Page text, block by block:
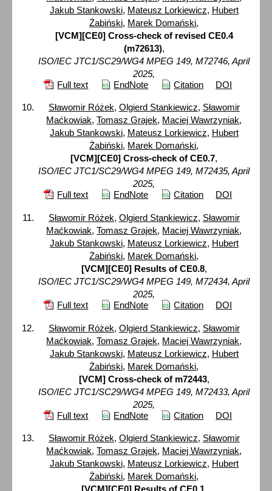
Jakub Stankowski, Mateusz Lorkiewicz, Hubert
Żabiński, Marek Domański,
[VCM][CE0] Cross-check of revised CE0.4
(m72613),
ISO/IEC JTC1/SC29/WG4 MPEG 149, M72746, April
2025,
Full text
EndNote Citation DOI
Sławomir Różek, Olgierd Stankiewicz, Sławomir
Maćkowiak,Tomasz Grajek, Maciej Wawrzyniak,
Jakub Stankowski, Mateusz Lorkiewicz, Hubert
Żabiński, Marek Domański,
[VCM][CE0] Cross-check of CE0.7,
ISO/IEC JTC1/SC29/WG4 MPEG 149, M72435, April
2025,
Full text
EndNote Citation DOI
Sławomir Różek, Olgierd Stankiewicz, Sławomir
Maćkowiak,Tomasz Grajek, Maciej Wawrzyniak,
Jakub Stankowski, Mateusz Lorkiewicz, Hubert
Żabiński, Marek Domański,
[VCM][CE0] Results of CE0.8,
ISO/IEC JTC1/SC29/WG4 MPEG 149, M72434, April
2025,
Full text
EndNote Citation DOI
Sławomir Różek, Olgierd Stankiewicz, Sławomir
Maćkowiak,Tomasz Grajek, Maciej Wawrzyniak,
Jakub Stankowski, Mateusz Lorkiewicz, Hubert
Żabiński, Marek Domański,
[VCM] Cross-check of m72443,
ISO/IEC JTC1/SC29/WG4 MPEG 149, M72433, April
2025,
Full text
EndNote Citation DOI
Sławomir Różek, Olgierd Stankiewicz, Sławomir
Maćkowiak,Tomasz Grajek, Maciej Wawrzyniak,
Jakub Stankowski, Mateusz Lorkiewicz, Hubert
Żabiński, Marek Domański,